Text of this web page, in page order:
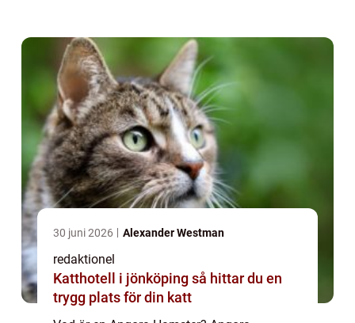
päls som ger...
30 juni 2026 Alexander Westman
redaktionel
Katthotell i jönköping så hittar du en
trygg plats för din katt